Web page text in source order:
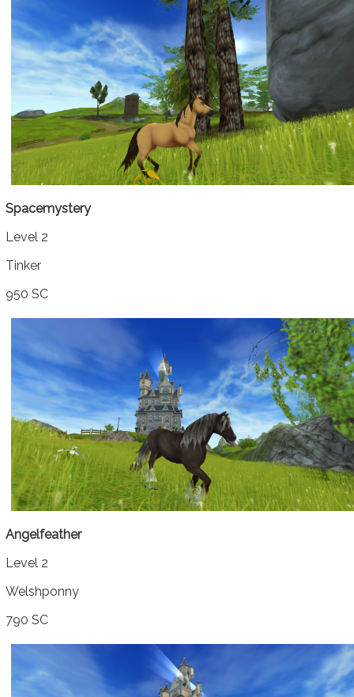
Spacemystery
Level 2
Tinker
950 SC
Angelfeather
Level 2
Welshponny
790 SC